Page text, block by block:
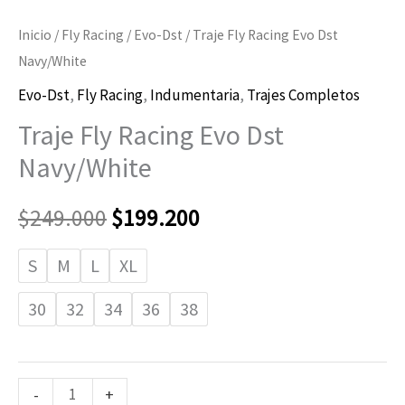
Inicio / Fly Racing / Evo-Dst / Traje Fly Racing Evo Dst
Navy/White
Evo-Dst, Fly Racing, Indumentaria, Trajes Completos
Traje Fly Racing Evo Dst
Navy/White
$249.000$199.200
S M L
XL
30
32 34 36 38
- +